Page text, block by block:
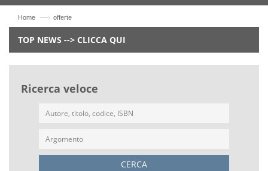
Home —› offerte
TOP NEWS --> CLICCA QUI
Ricerca veloce
CERCA